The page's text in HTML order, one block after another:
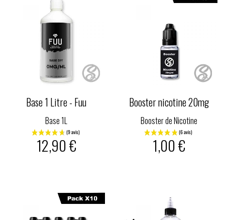
Base 1 Litre - Fuu
Base 1L
12,90 €
Booster nicotine 20mg
Booster de Nicotine
1,00 €